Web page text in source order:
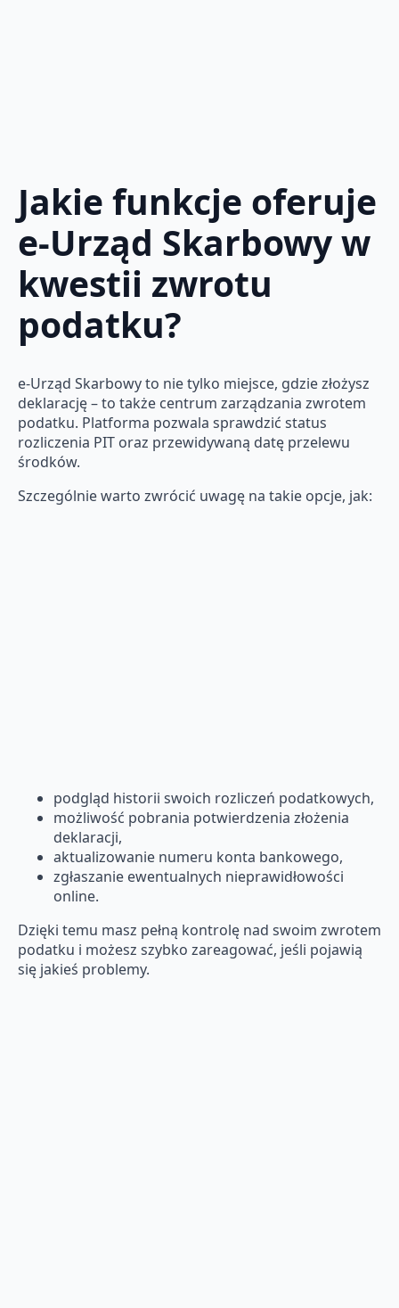
Jakie funkcje oferuje
e-Urząd Skarbowy w
kwestii zwrotu
podatku?
e-Urząd Skarbowy to nie tylko miejsce, gdzie złożysz
deklarację – to także centrum zarządzania zwrotem
podatku. Platforma pozwala sprawdzić status
rozliczenia PIT oraz przewidywaną datę przelewu
środków.
Szczególnie warto zwrócić uwagę na takie opcje, jak:
podgląd historii swoich rozliczeń podatkowych,
możliwość pobrania potwierdzenia złożenia
deklaracji,
aktualizowanie numeru konta bankowego,
zgłaszanie ewentualnych nieprawidłowości
online.
Dzięki temu masz pełną kontrolę nad swoim zwrotem
podatku i możesz szybko zareagować, jeśli pojawią
się jakieś problemy.